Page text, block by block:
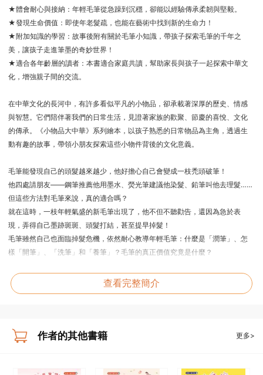
★體會耐心與接納：年輕毛筆從急躁到沉穩，卻能以經驗傳承柔韌與堅毅。
★發現生命價值：即使年老髮疏，也能在藝術中找到新的生命力！
★附加知識的學習：故事後附有關於毛筆小知識，帶孩子探索毛筆的千年之
美，讓孩子走進筆墨的奇妙世界！
★適合各年齡層的讀者：本書適合家庭共讀，幫助家長與孩子一起探索中華文
化，增強親子間的交流。
在中華文化的長河中，有許多看似平凡的小物品，卻承載著深厚的歷史、情感
與智慧。它們陪伴著我們的日常生活，見證著家族的歡聚、節慶的喜悅、文化
的傳承。《小物品大中華》系列繪本，以孩子熟悉的日常物品為主角，透過生
動有趣的故事，帶領小朋友探索這些小物件背後的文化意義。
毛筆能發現自己的頭髮越來越少，他好擔心自己會變成一枝禿頭破筆！
他四處請朋友——鋼筆推薦他用墨水、熒光筆建議他染髮、鉛筆叫他去理髮……
但這些方法對毛筆來說，真的適合嗎？
就在這時，一枝年輕氣盛的新毛筆出現了，他不但不聽勸告，還因為急於表
現，弄得自己墨跡斑斑、頭髮打結，甚至提早掉髮！
毛筆雖然自己也面臨掉髮危機，依然耐心教導年輕毛筆：什麼是「潤筆」、怎
樣「開筆」、「洗筆」和「養筆」？毛筆的真正價值究竟是什麼？
查看完整簡介
作者的其他書籍 更多>